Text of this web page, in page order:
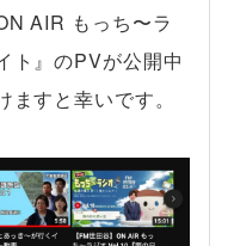
AIR もっち〜ラ
ト』のPVが公開中
すと幸いです。